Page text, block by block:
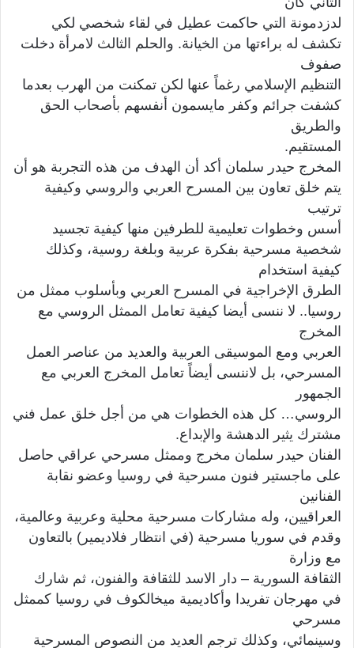
لدزدمونة التي حاكمت عطيل في لقاء شخصي لكي
تكشف له براءتها من الخيانة. والحلم الثالث لامرأة دخلت
صفوف
التنظيم الإسلامي رغماً عنها لكن تمكنت من الهرب بعدما
كشفت جرائم وكفر مايسمون أنفسهم بأصحاب الحق
والطريق
المستقيم.
المخرج حيدر سلمان أكد أن الهدف من هذه التجربة هو أن
يتم خلق تعاون بين المسرح العربي والروسي وكيفية
ترتيب
أسس وخطوات تعليمية للطرفين منها كيفية تجسيد
شخصية مسرحية بفكرة عربية وبلغة روسية، وكذلك
كيفية استخدام
الطرق الإخراجية في المسرح العربي وبأسلوب ممثل من
روسيا.. لا ننسى أيضا كيفية تعامل الممثل الروسي مع
المخرج
العربي ومع الموسيقى العربية والعديد من عناصر العمل
المسرحي، بل لاننسى أيضاً تعامل المخرج العربي مع
الجمهور
الروسي… كل هذه الخطوات هي من أجل خلق عمل فني
مشترك يثير الدهشة والإبداع.
الفنان حيدر سلمان مخرج وممثل مسرحي عراقي حاصل
على ماجستير فنون مسرحية في روسيا وعضو نقابة
الفنانين
العراقيين، وله مشاركات مسرحية محلية وعربية وعالمية،
وقدم في سوريا مسرحية (في انتظار فلاديمير) بالتعاون
مع وزارة
الثقافة السورية – دار الاسد للثقافة والفنون، ثم شارك
في مهرجان تفريدا وأكاديمية ميخالكوف في روسيا كممثل
مسرحي
وسينمائي، وكذلك ترجم العديد من النصوص المسرحية